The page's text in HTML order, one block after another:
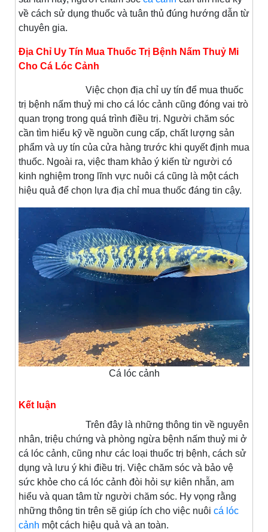
về cách sử dụng thuốc và tuân thủ đúng hướng dẫn từ
chuyên gia.
Địa Chỉ Uy Tín Mua Thuốc Trị Bệnh Nấm Thuỷ Mi
Cho Cá Lóc Cảnh
Việc chọn địa chỉ uy tín để mua thuốc
trị bệnh nấm thuỷ mi cho cá lóc cảnh cũng đóng vai trò
quan trọng trong quá trình điều trị. Người chăm sóc
cần tìm hiểu kỹ về nguồn cung cấp, chất lượng sản
phẩm và uy tín của cửa hàng trước khi quyết định mua
thuốc. Ngoài ra, việc tham khảo ý kiến từ người có
kinh nghiệm trong lĩnh vực nuôi cá cũng là một cách
hiệu quả để chọn lựa địa chỉ mua thuốc đáng tin cậy.
Cá lóc cảnh
Kết luận
Trên đây là những thông tin về nguyên
nhân, triệu chứng và phòng ngừa bệnh nấm thuỷ mi ở
cá lóc cảnh, cũng như các loại thuốc trị bệnh, cách sử
dụng và lưu ý khi điều trị. Việc chăm sóc và bảo vệ
sức khỏe cho cá lóc cảnh đòi hỏi sự kiên nhẫn, am
hiểu và quan tâm từ người chăm sóc. Hy vọng rằng
những thông tin trên sẽ giúp ích cho việc nuôi cá lóc
cảnh một cách hiệu quả và an toàn.